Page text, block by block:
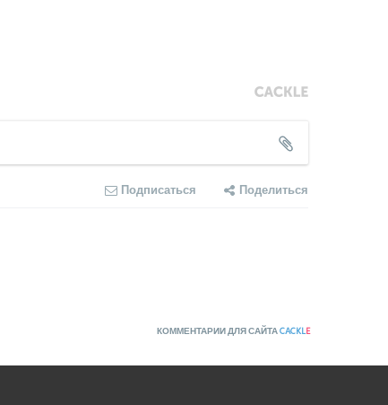
Подписаться Поделиться
КОММЕНТАРИИ ДЛЯ САЙТАCACKLE